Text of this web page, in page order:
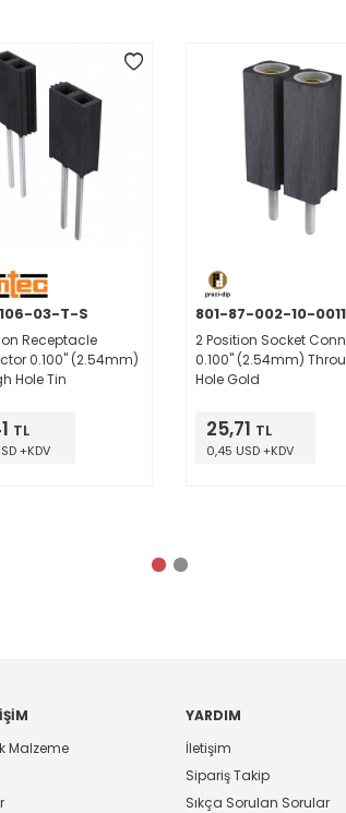
03-T-S
Receptacle
0.100" (2.54mm)
Hole Tin
TL
+KDV
801-87-002-10-
2 Position Socket
0.100" (2.54mm)
Hole Gold
25,71 TL
0,45 USD +KDV
Malzeme
YARDIM
İletişim
Sipariş Takip
Sıkça Sorulan Sorular